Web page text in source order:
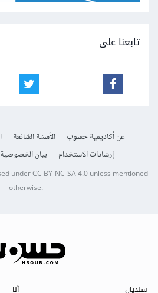
تابعنا على
عن أكاديمية حسوب الأسئلة الشائعة
إرشادات الاستخدام
بيان الخصوصية
underCC BY-NC-SA 4.0unless mentioned
otherwise.